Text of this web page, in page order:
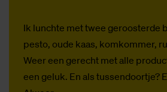
Ik lunchte met twee geroosterde
pesto, oude kaas, komkommer,
Weer een gerecht met alle
een geluk. En als tussendoortje?